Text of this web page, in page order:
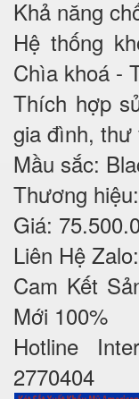
Khả năng
Hệ thống
Chìa khoá -
Thích hợp
gia đình, thư
Mầu sắc:
Thương
Giá:
Liên Hệ
Cam Kết
Mới 100%
Hotline
2770404